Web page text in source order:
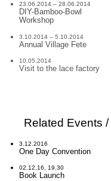
23.06.2014 – 28.06.2014
DIY-Bamboo-Bowl
Workshop
3.10.2014 – 5.10.2014
Annual Village Fete
10.05.2014
Visit to the lace factory
Related Events /
3.12.2016
One Day Convention
02.12.16, 19.30
Book Launch